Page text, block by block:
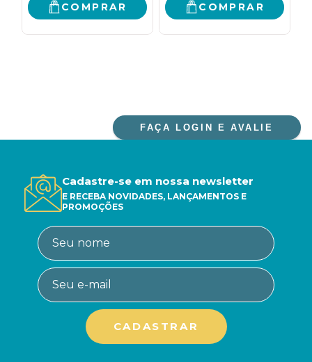
COMPRAR COMPRAR
FAÇA LOGIN E AVALIE
Cadastre-se em nossa newsletter
E RECEBA NOVIDADES, LANÇAMENTOS E
PROMOÇÕES